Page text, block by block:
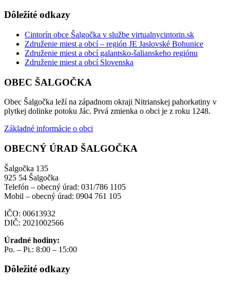
Dôležité odkazy
Cintorín obce Šalgočka v službe virtualnycintorin.sk
Združenie miest a obcí – región JE Jaslovské Bohunice
Združenie miest a obcí galantsko-šalianskeho regiónu
Združenie miest a obcí Slovenska
OBEC ŠALGOČKA
Obec Šalgočka leží na západnom okraji Nitrianskej pahorkatiny v
plytkej dolinke potoku Jác. Prvá zmienka o obci je z roku 1248.
Základné informácie o obci
OBECNÝ ÚRAD ŠALGOČKA
Šalgočka 135
925 54 Šalgočka
Telefón – obecný úrad: 031/786 1105
Mobil – obecný úrad: 0904 761 105
IČO: 00613932
DIČ: 2021002566
Úradné hodiny:
Po. – Pi.: 8:00 – 15:00
Dôležité odkazy